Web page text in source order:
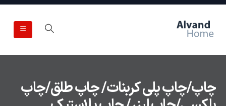
چاپ/چاپ پلى کربنات/ چاپ طلق/چاپ